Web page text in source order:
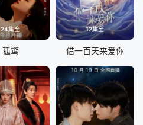
24集全
孤鸢
12集全
借一百天来爱你